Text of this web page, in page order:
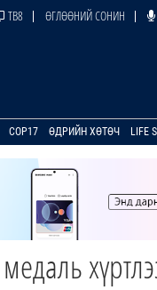
ТВ8 ӨГЛӨӨНИЙ СОНИН
COP17 ӨДРИЙН ХӨТӨЧ LIFE